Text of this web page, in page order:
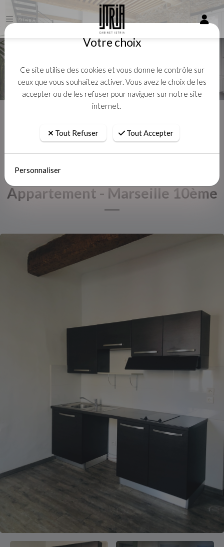
Menu
Appartement - Marseille 10ème
Votre choix
Ce site utilise des cookies et vous donne le contrôle sur
ceux que vous souhaitez activer. Vous avez le choix de les
accepter ou de les refuser pour naviguer sur notre site
internet.
Tout Refuser Tout Accepter
Personnaliser